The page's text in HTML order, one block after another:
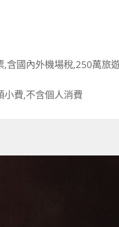
含國內外機場稅,250萬旅
小費,不含個人消費